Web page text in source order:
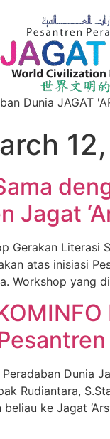
Dunia JAGAT
Jagat
Gerakan Literasi
atas inisiasi
Workshop yang
Dunia
Rudiantara,
beliau ke Jagat